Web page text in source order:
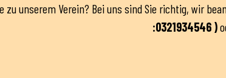
zu unserem Verein? Bei uns sind Sie richtig, wir
:0321934546 )